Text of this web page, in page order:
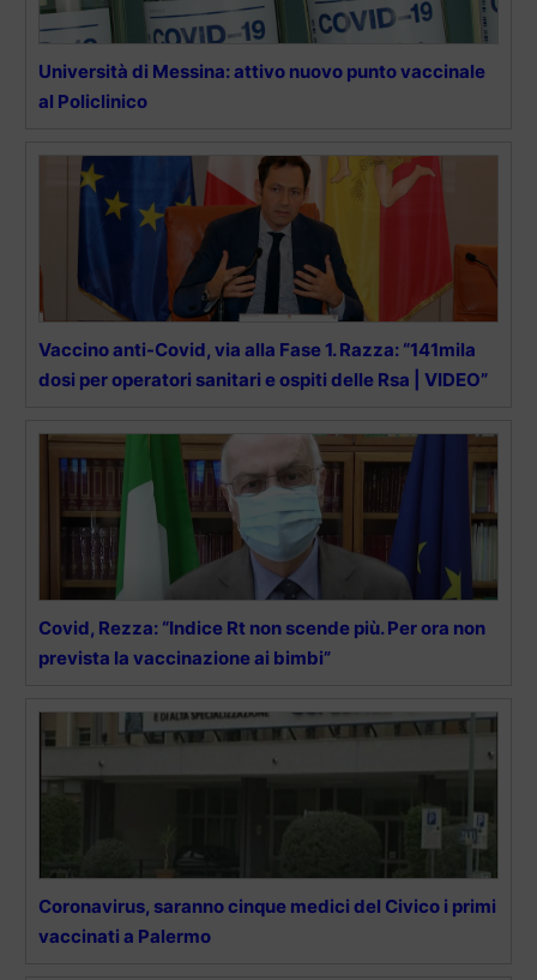
Università di Messina: attivo nuovo punto vaccinale
al Policlinico
Vaccino anti-Covid, via alla Fase 1. Razza: “141mila
dosi per operatori sanitari e ospiti delle Rsa | VIDEO”
Covid, Rezza: “Indice Rt non scende più. Per ora non
prevista la vaccinazione ai bimbi”
Coronavirus, saranno cinque medici del Civico i primi
vaccinati a Palermo